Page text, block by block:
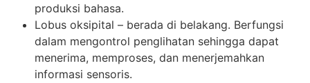
produksi bahasa.
Lobus oksipital – berada di belakang. Berfungsi
dalam mengontrol penglihatan sehingga dapat
menerima, memproses, dan menerjemahkan
informasi sensoris.